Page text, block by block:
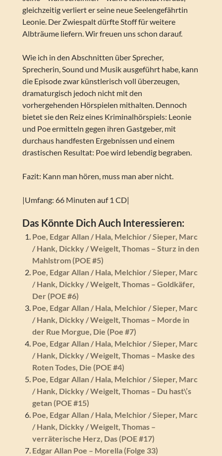
gleichzeitig verliert er seine neue Seelengefährtin
Leonie. Der Zwiespalt dürfte Stoff für weitere
Albträume liefern. Wir freuen uns schon darauf.
Wie ich in den Abschnitten über Sprecher,
Sprecherin, Sound und Musik ausgeführt habe, kann
die Episode zwar künstlerisch voll überzeugen,
dramaturgisch jedoch nicht mit den
vorhergehenden Hörspielen mithalten. Dennoch
bietet sie den Reiz eines Kriminalhörspiels: Leonie
und Poe ermitteln gegen ihren Gastgeber, mit
durchaus handfesten Ergebnissen und einem
drastischen Resultat: Poe wird lebendig begraben.
Fazit: Kann man hören, muss man aber nicht.
|Umfang: 66 Minuten auf 1 CD|
Das Könnte Dich Auch Interessieren:
Poe, Edgar Allan / Hala, Melchior / Sieper, Marc
/ Hank, Dickky / Weigelt, Thomas – Sturz in den
Mahlstrom (POE #5)
Poe, Edgar Allan / Hala, Melchior / Sieper, Marc
/ Hank, Dickky / Weigelt, Thomas – Goldkäfer,
Der (POE #6)
Poe, Edgar Allan / Hala, Melchior / Sieper, Marc
/ Hank, Dickky / Weigelt, Thomas – Morde in
der Rue Morgue, Die (Poe #7)
Poe, Edgar Allan / Hala, Melchior / Sieper, Marc
/ Hank, Dickky / Weigelt, Thomas – Maske des
Roten Todes, Die (POE #4)
Poe, Edgar Allan / Hala, Melchior / Sieper, Marc
/ Hank, Dickky / Weigelt, Thomas – Du hast\’s
getan (POE #15)
Poe, Edgar Allan / Hala, Melchior / Sieper, Marc
/ Hank, Dickky / Weigelt, Thomas –
verräterische Herz, Das (POE #17)
Edgar Allan Poe – Morella (Folge 33)